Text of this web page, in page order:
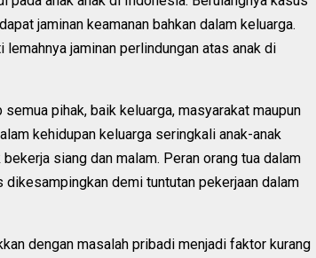
jaminan keamanan bahkan dalam keluarga.
jaminan perlindungan atas anak di
pihak, baik keluarga, masyarakat maupun
kehidupan keluarga seringkali anak-anak
siang dan malam. Peran orang tua dalam
dikesampingkan demi tuntutan pekerjaan dalam
dengan masalah pribadi menjadi faktor kurang